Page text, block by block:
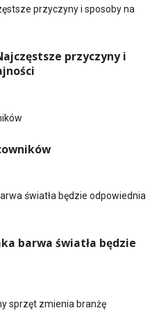
przyczyny i
barwa światła będzie